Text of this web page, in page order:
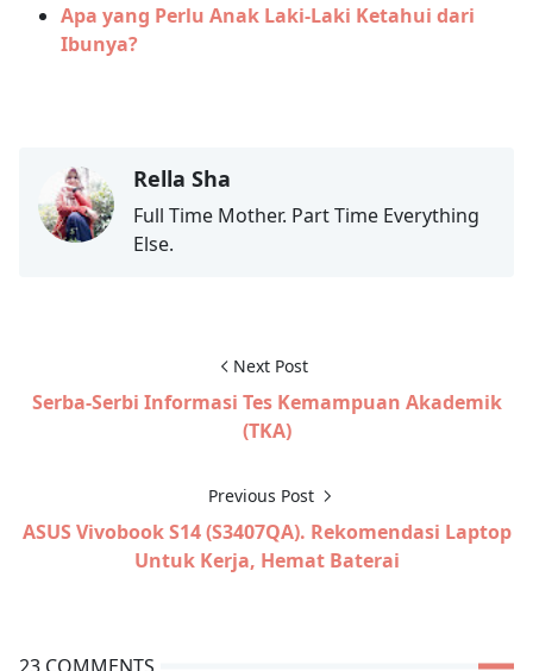
Apa yang Perlu Anak Laki-Laki Ketahui dari
Ibunya?
Rella Sha
Full Time Mother. Part Time Everything
Else.
Next Post
Serba-Serbi Informasi Tes Kemampuan Akademik
(TKA)
Previous Post
ASUS Vivobook S14 (S3407QA). Rekomendasi Laptop
Untuk Kerja, Hemat Baterai
23 COMMENTS